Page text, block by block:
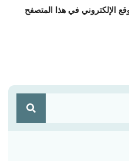
الإلكتروني في هذا المتصفح